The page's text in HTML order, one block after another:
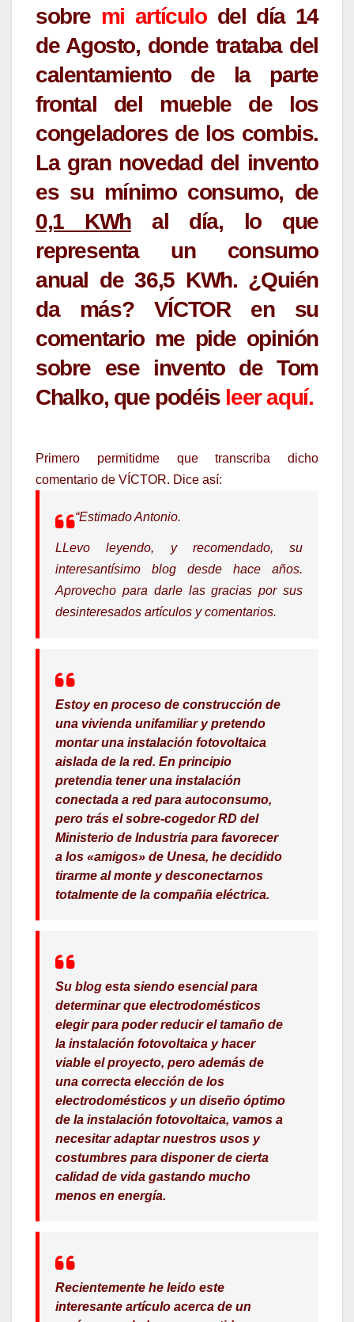
sobre mi artículodel día 14
de Agosto, donde trataba del
calentamiento de la parte
frontal del mueble de los
congeladores de los combis.
La gran novedad del invento
es su mínimo consumo, de
0,1 KWhal día, lo que
representa un consumo
anual de36,5 KWh. ¿Quién
da más? VÍCTOR en su
comentario me pide opinión
sobre ese invento de Tom
Chalko, que podéis leer aquí.
Primero permitidme que transcriba dicho
comentario de VÍCTOR. Dice así:
“Estimado Antonio.
LLevo leyendo, y recomendado, su
interesantísimo blog desde hace años.
Aprovecho para darle las gracias por sus
desinteresados artículos y comentarios.
Estoy en proceso de construcción de
una vivienda unifamiliar y pretendo
montar una instalación fotovoltaica
aislada de la red. En principio
pretendia tener una instalación
conectada a red para autoconsumo,
pero trás el sobre-cogedor RD del
Ministerio de Industria para favorecer
a los «amigos» de Unesa, he decidido
tirarme al monte y desconectarnos
totalmente de la compañia eléctrica.
Su blog esta siendo esencial para
determinar que electrodomésticos
elegir para poder reducir el tamaño de
la instalación fotovoltaica y hacer
viable el proyecto, pero además de
una correcta elección de los
electrodomésticos y un diseño óptimo
de la instalación fotovoltaica, vamos a
necesitar adaptar nuestros usos y
costumbres para disponer de cierta
calidad de vida gastando mucho
menos en energía.
Recientemente he leido este
interesante artículo acerca de un